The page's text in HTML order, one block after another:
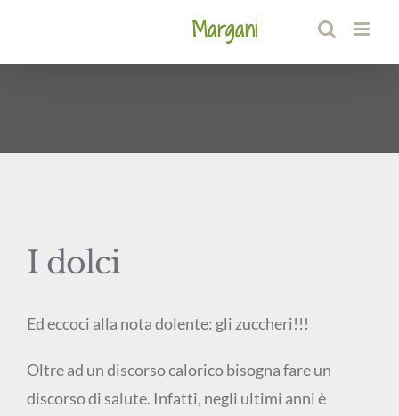
contenuto
I dolci
Ed eccoci alla nota dolente: gli zuccheri!!!
Oltre ad un discorso calorico bisogna fare un
discorso di salute. Infatti, negli ultimi anni è